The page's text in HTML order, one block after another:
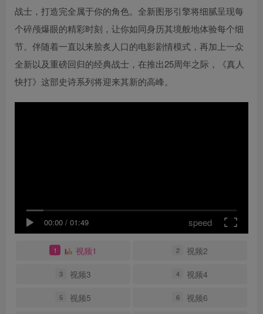
战士，打造完全属于你的角色。全新图形引擎将细腻呈现每
个碎颅爆眼的精彩时刻，让你如同身历其境般地体验每个细
节。伴随着一直以来脍炙人口的电影剧情模式，再加上一众
全新以及重磅回归的经典战士，在推出25周年之际，《真人
快打》这部史诗系列将迎来其新的高峰。
00:00 / 01:49 speed
1 视频1 2 视频2
3 视频3 4 视频4
5 视频5 6 视频6